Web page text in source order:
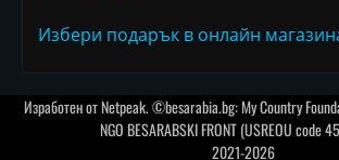
Избери подарък в онлайн
Изработен отNetpeak. ©besarabia.bg: My Country
NGO BESARABSKI FRONT (USREOU code
2021-2026